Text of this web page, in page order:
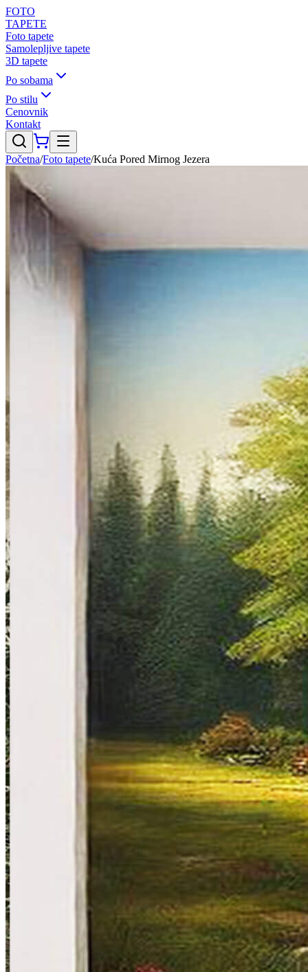
FOTO
TAPETE
Foto tapete
Samolepljive tapete
3D tapete
Po sobama
Po stilu
Cenovnik
Kontakt
Početna/Foto tapete/Kuća Pored Mirnog Jezera